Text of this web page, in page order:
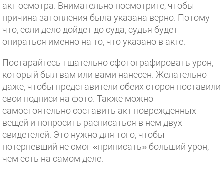
акт осмотра. Внимательно посмотрите, чтобы
причина затопления была указана верно. Потому
что, если дело дойдет до суда, судья будет
опираться именно на то, что указано в акте.
Постарайтесь тщательно сфотографировать урон,
который был вам или вами нанесен. Желательно
даже, чтобы представители обеих сторон поставили
свои подписи на фото. Также можно
самостоятельно составить акт поврежденных
вещей и попросить расписаться в нем двух
свидетелей. Это нужно для того, чтобы
потерпевший не смог «приписать» больший урон,
чем есть на самом деле.